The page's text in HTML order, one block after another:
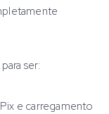
ser:
e carregamento